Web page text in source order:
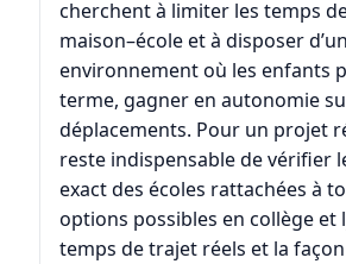
cherchent à limiter les temps
maison–école et à disposer d’un
environnement où les enfants
terme, gagner en autonomie
déplacements. Pour un projet
reste indispensable de vérifier
exact des écoles rattachées à
options possibles en collège et
temps de trajet réels et la